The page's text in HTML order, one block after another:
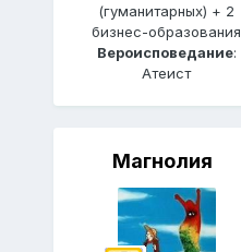
(гуманитарных) + 2
бизнес-образования
Вероисповедание:
Атеист
Магнолия